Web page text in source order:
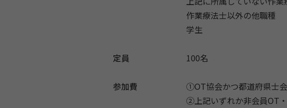
作業療法士以外の他職種
学生
定員 100名
参加費
①OT協会かつ都道府県士
②上記いずれか非会員OT